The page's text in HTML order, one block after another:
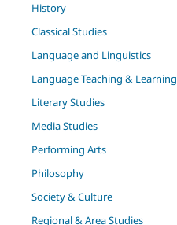
History
Classical Studies
Language and Linguistics
Language Teaching & Learning
Literary Studies
Media Studies
Performing Arts
Philosophy
Society & Culture
Regional & Area Studies